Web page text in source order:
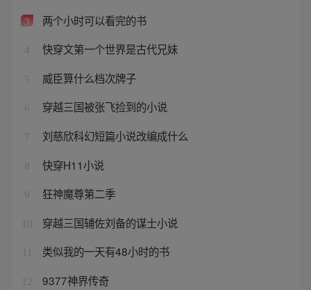
3 两个小时可以看完的书
4 快穿文第一个世界是古代兄妹
5 威臣算什么档次牌子
6 穿越三国被张飞捡到的小说
7 刘慈欣科幻短篇小说改编成什么
8 快穿H11小说
9 狂神魔尊第二季
10 穿越三国辅佐刘备的谋士小说
类似我的一天有48小时的书
12 9377神界传奇